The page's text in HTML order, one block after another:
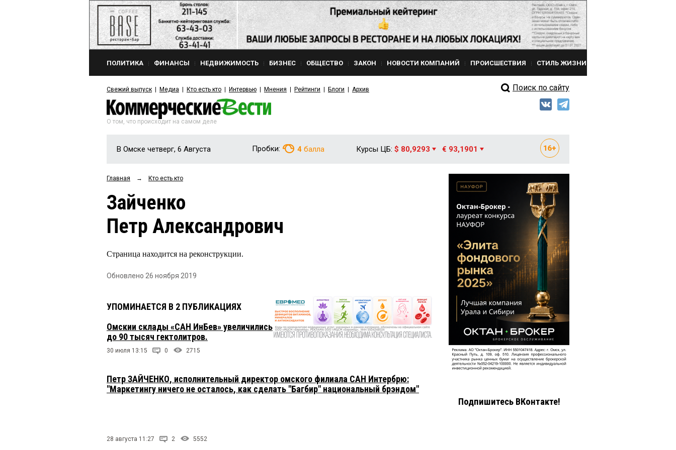
ПОЛИТИКА ФИНАНСЫ НЕДВИЖИМОСТЬ БИЗНЕС ОБЩЕСТВО ЗАКОН НОВОСТИ КОМПАНИЙ ПРОИСШЕСТВИЯ СТИЛЬ ЖИЗНИ
Свежий выпуск Медиа Кто есть кто Интервью Мнения Рейтинги Блоги Архив Поиск по сайту
О том, что происходит на самом деле
В Омске четверг, 6 Августа Пробки: 4 балла Курсы ЦБ: $ 80,9293 € 93,1901
Главная → Кто есть кто
Зайченко
Петр Александрович
Страница находится на реконструкции.
Обновлено 26 ноября 2019
УПОМИНАЕТСЯ В 2 ПУБЛИКАЦИЯХ
Омскии склады «САН ИнБев» увеличились
до 90 тысяч гектолитров.
30 июля 13:15 0 2715
Петр ЗАЙЧЕНКО, исполнительный директор омского филиала САН Интербрю:
"Маркетингу ничего не осталось, как сделать "Багбир" национальный брэндом"
28 августа 11:27 2 5552
Подпишитесь ВКонтакте!